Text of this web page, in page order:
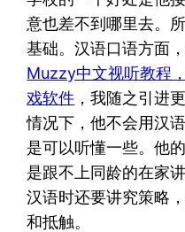
意也差不到哪里去。
基础。汉语口语方面
Muzzy中文视听教程
戏软件 ，我随之引进
情况下，他不会用汉
是可以听懂一些。他
是跟不上同龄的在家
汉语时还要讲究策略
和抵触。